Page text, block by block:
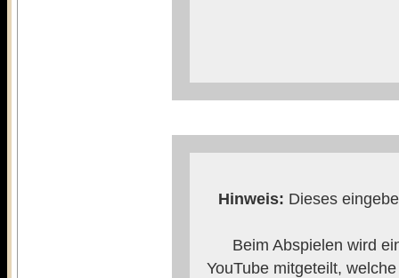
Hinweis: Dieses
Beim Abspielen wird
YouTube mitgeteilt,